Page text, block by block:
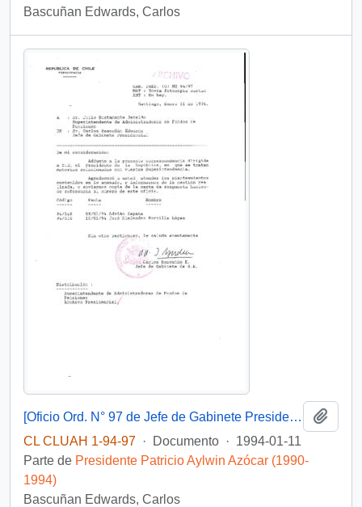
Bascuñan Edwards, Carlos
[Oficio Ord. N° 97 de Jefe de Gabinete Presidencial, remite copia de carta]
CL CLUAH 1-94-97 · Documento · 1994-01-11
Parte de Presidente Patricio Aylwin Azócar (1990-
1994)
Bascuñan Edwards, Carlos